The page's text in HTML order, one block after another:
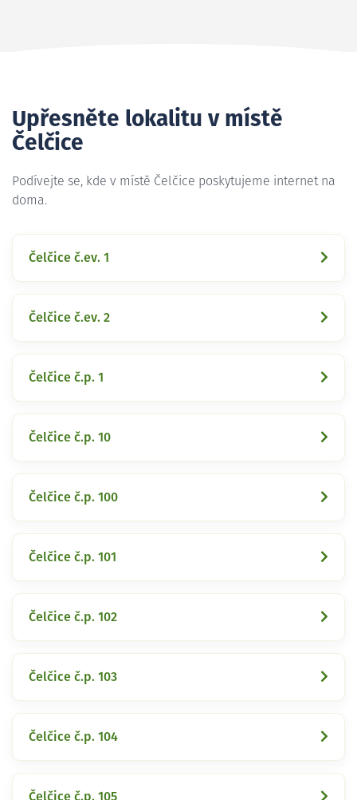
Upřesněte lokalitu v místě
Čelčice
Podívejte se, kde v místě Čelčice poskytujeme internet na
doma.
Čelčice č.ev. 1
Čelčice č.ev. 2
Čelčice č.p. 1
Čelčice č.p. 10
Čelčice č.p. 100
Čelčice č.p. 101
Čelčice č.p. 102
Čelčice č.p. 103
Čelčice č.p. 104
Čelčice č.p. 105